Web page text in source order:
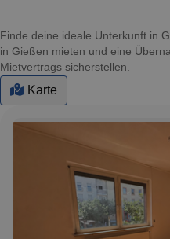
Finde deine ideale Unterkunft in
in Gießen mieten und eine
Mietvertrags sicherstellen.
Karte